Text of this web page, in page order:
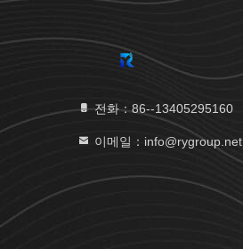
전화：86--13405295160
이메일：info@rygroup.net